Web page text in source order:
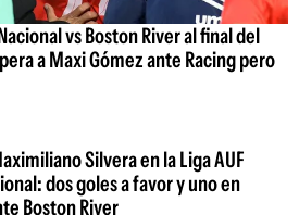
vs Boston River al final del
a Maxi Gómez ante Racing pero
Silvera en la Liga AUF
dos goles a favor y uno en
Boston River